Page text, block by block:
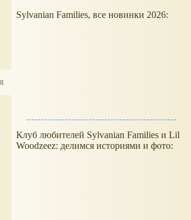
Sylvanian Families, все новинки 2026:
Клуб любителей Sylvanian Families и Lil
Woodzeez: делимся историями и фото: